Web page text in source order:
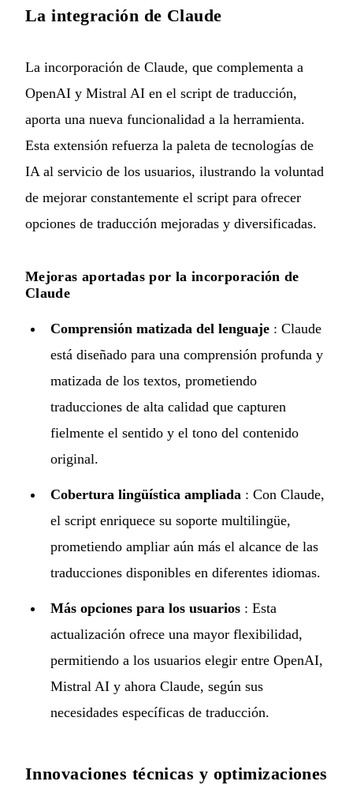
La integración de Claude
La incorporación de Claude, que complementa a
OpenAI y Mistral AI en el script de traducción,
aporta una nueva funcionalidad a la herramienta.
Esta extensión refuerza la paleta de tecnologías de
IA al servicio de los usuarios, ilustrando la voluntad
de mejorar constantemente el script para ofrecer
opciones de traducción mejoradas y diversificadas.
Mejoras aportadas por la incorporación de
Claude
Comprensión matizada del lenguaje : Claude
está diseñado para una comprensión profunda y
matizada de los textos, prometiendo
traducciones de alta calidad que capturen
fielmente el sentido y el tono del contenido
original.
Cobertura lingüística ampliada : Con Claude,
el script enriquece su soporte multilingüe,
prometiendo ampliar aún más el alcance de las
traducciones disponibles en diferentes idiomas.
Más opciones para los usuarios : Esta
actualización ofrece una mayor flexibilidad,
permitiendo a los usuarios elegir entre OpenAI,
Mistral AI y ahora Claude, según sus
necesidades específicas de traducción.
Innovaciones técnicas y optimizaciones